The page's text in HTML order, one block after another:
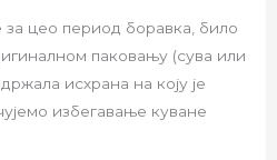
цео период боравка, било
паковању (сува или
исхрана на коју је
избегавање куване